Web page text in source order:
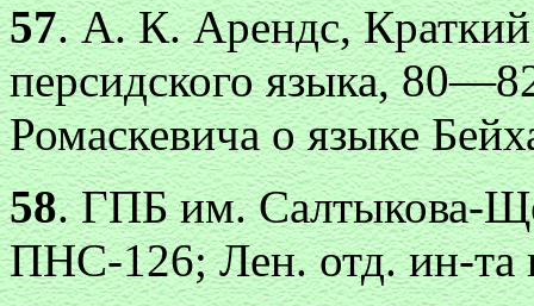
57. А. К. Арендс, Краткий
персидского языка,
Ромаскевича о языке
58. ГПБ им. Салтыкова-
ПНС-126; Лен. отд. ин-та